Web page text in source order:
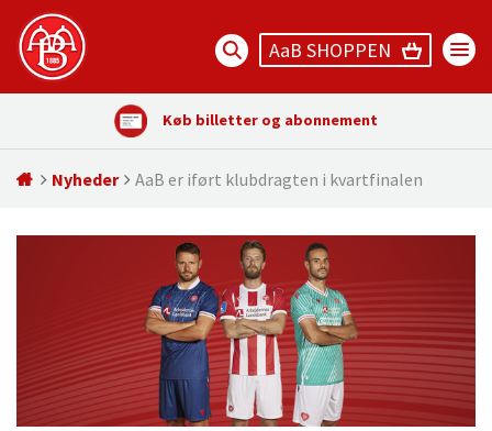
AaB SHOPPEN
Køb billetter og abonnement
Nyheder AaB er iført klubdragten i kvartfinalen